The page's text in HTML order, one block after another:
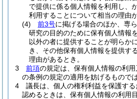
で提供に係る個人情報を利用し、
利用することについて相当の理由
(4)
前3号に掲げる場合のほか、専
研究の目的のために保有個人情報
以外の者に提供することが明らか
き、その他保有個人情報を提供す
理由があるとき。
3
前項の規定は、保有個人情報の利
の条例の規定の適用を妨げるものでは
4
議長は、個人の権利利益を保護す
認めるときは、保有個人情報の利用